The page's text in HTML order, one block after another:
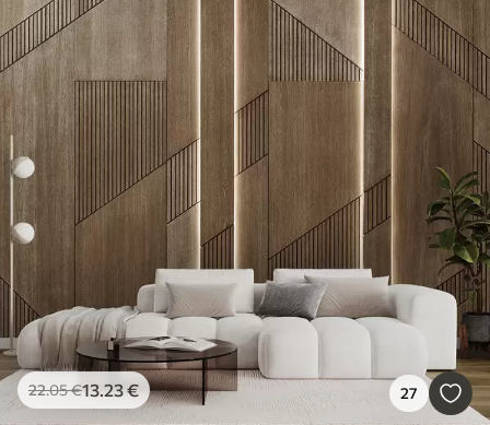
22.05€13.23€ 27